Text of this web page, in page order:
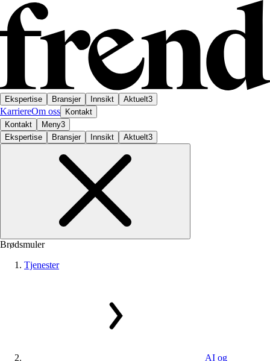
Ekspertise Bransjer Innsikt Aktuelt3
KarriereOm oss
Kontakt
Kontakt
Meny3
Ekspertise
Bransjer Innsikt Aktuelt3
Brødsmuler
Tjenester
AI og